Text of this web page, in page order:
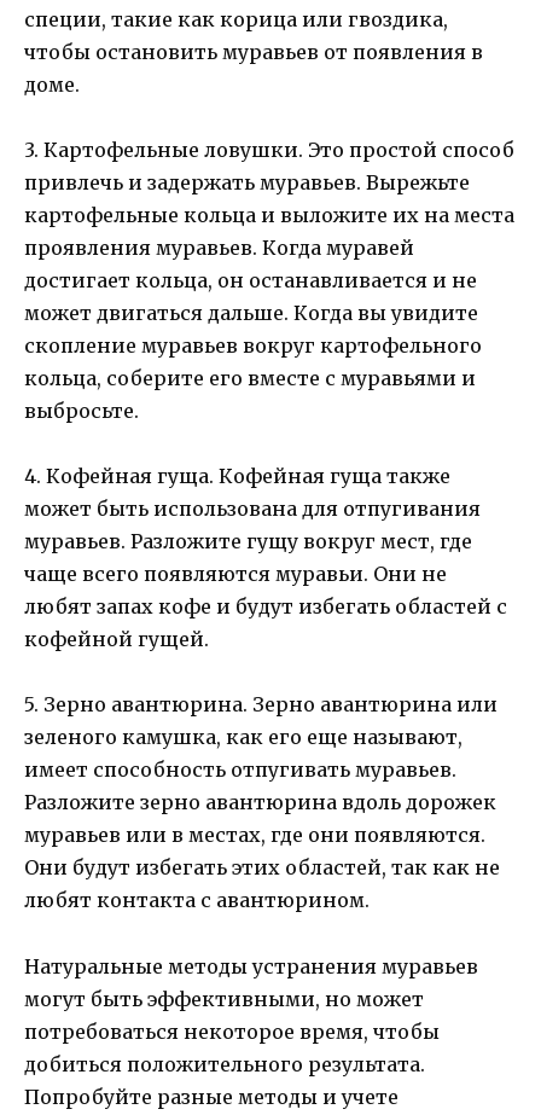
специи, такие как корица или гвоздика,
чтобы остановить муравьев от появления в
доме.
3. Картофельные ловушки. Это простой способ
привлечь и задержать муравьев. Вырежьте
картофельные кольца и выложите их на места
проявления муравьев. Когда муравей
достигает кольца, он останавливается и не
может двигаться дальше. Когда вы увидите
скопление муравьев вокруг картофельного
кольца, соберите его вместе с муравьями и
выбросьте.
4. Кофейная гуща. Кофейная гуща также
может быть использована для отпугивания
муравьев. Разложите гущу вокруг мест, где
чаще всего появляются муравьи. Они не
любят запах кофе и будут избегать областей с
кофейной гущей.
5. Зерно авантюрина. Зерно авантюрина или
зеленого камушка, как его еще называют,
имеет способность отпугивать муравьев.
Разложите зерно авантюрина вдоль дорожек
муравьев или в местах, где они появляются.
Они будут избегать этих областей, так как не
любят контакта с авантюрином.
Натуральные методы устранения муравьев
могут быть эффективными, но может
потребоваться некоторое время, чтобы
добиться положительного результата.
Попробуйте разные методы и учете